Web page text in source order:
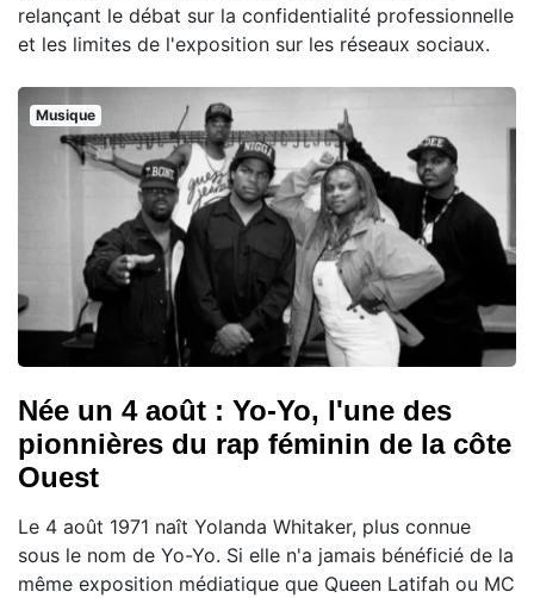
relançant le débat sur la confidentialité professionnelle
et les limites de l'exposition sur les réseaux sociaux.
Musique
Née un 4 août : Yo-Yo, l'une des
pionnières du rap féminin de la côte
Ouest
Le 4 août 1971 naît Yolanda Whitaker, plus connue
sous le nom de Yo-Yo. Si elle n'a jamais bénéficié de la
même exposition médiatique que Queen Latifah ou MC